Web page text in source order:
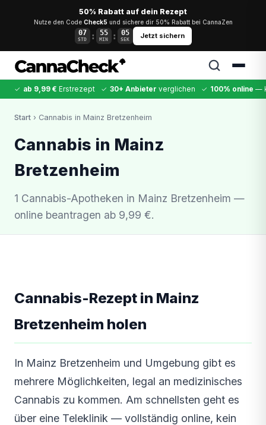
50% Rabatt auf dein Rezept
Nutze den Code Check5und sichere dir 50% Rabatt bei CannaZen
07
STD : 55
MIN : 05
SEK Jetzt sichern
✓ ab 9,99 € Erstrezept ✓ 30+ Anbieter verglichen ✓ 100% online —
Cannabis MDMA Kokain Ketamin
Start › Cannabis in Mainz Bretzenheim
Cannabis in Mainz
Bretzenheim
1 Cannabis-Apotheken in Mainz Bretzenheim —
online beantragen ab 9,99 €.
Cannabis-Rezept in Mainz
Bretzenheim holen
In Mainz Bretzenheim und Umgebung gibt es
mehrere Möglichkeiten, legal an medizinisches
Cannabis zu kommen. Am schnellsten geht es
über eine Teleklinik — vollständig online, kein